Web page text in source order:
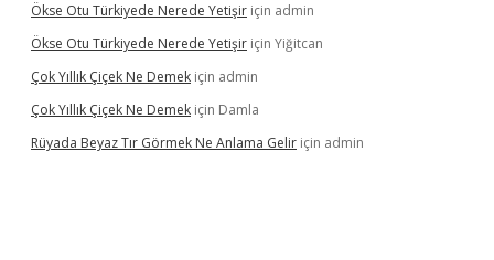
Ökse Otu Türkiyede Nerede Yetişir için admin
Ökse Otu Türkiyede Nerede Yetişir için Yiğitcan
Çok Yıllık Çiçek Ne Demek için admin
Çok Yıllık Çiçek Ne Demek için Damla
Rüyada Beyaz Tır Görmek Ne Anlama Gelir için admin